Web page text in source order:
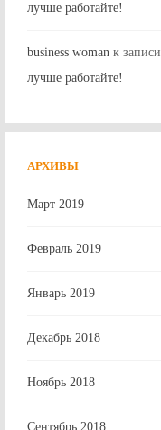
лучше работайте!
business woman к записи
лучше работайте!
АРХИВЫ
Март 2019
Февраль 2019
Январь 2019
Декабрь 2018
Ноябрь 2018
Сентябрь 2018